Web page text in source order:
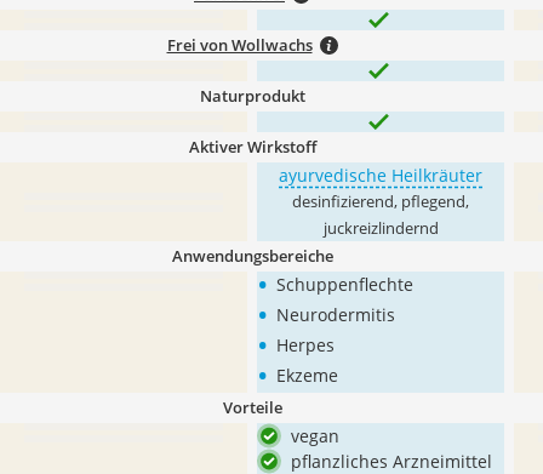
Frei von Wollwachs
Naturprodukt
Aktiver Wirkstoff
ayurvedische Heilkräuter
desinfizierend, pflegend,
juckreizlindernd
Anwendungsbereiche
• Schuppenflechte
• Neurodermitis
• Herpes
• Ekzeme
Vorteile
vegan
pflanzliches Arzneimittel